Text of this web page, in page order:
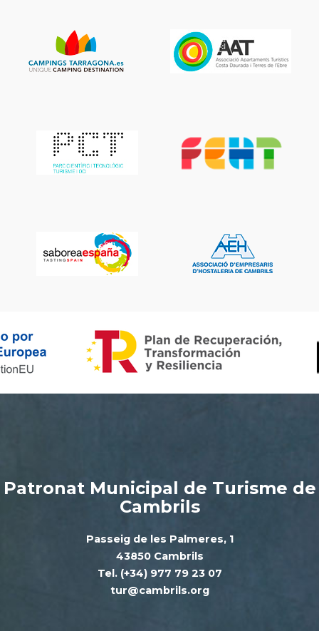
Patronat Municipal de Turisme de
Cambrils
Passeig de les Palmeres, 1
43850 Cambrils
Tel. (+34) 977 79 23 07
tur@cambrils.org